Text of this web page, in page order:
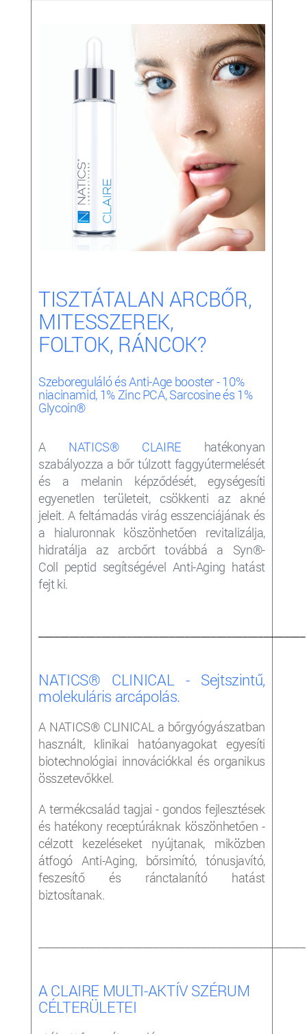
TISZTÁTALAN ARCBŐR,
MITESSZEREK,
FOLTOK, RÁNCOK?
Szeboreguláló és Anti-Age booster - 10%
niacinamid, 1% Zinc PCA, Sarcosine és 1%
Glycoin®
A NATICS® CLAIRE hatékonyan
szabályozza a bőr túlzott faggyútermelését
és a melanin képződését, egységesíti
egyenetlen területeit, csökkenti az akné
jeleit. A feltámadás virág esszenciájának és
a hialuronnak köszönhetően revitalizálja,
hidratálja az arcbőrt továbbá a Syn®-
Coll peptid segítségével Anti-Aging hatást
fejt ki.
NATICS® CLINICAL - Sejtszintű,
molekuláris arcápolás.
A NATICS® CLINICAL a bőrgyógyászatban
használt, klinikai hatóanyagokat egyesíti
biotechnológiai innovációkkal és organikus
összetevőkkel.
A termékcsalád tagjai - gondos fejlesztések
és hatékony receptúráknak köszönhetően -
célzott kezeléseket nyújtanak, miközben
átfogó Anti-Aging, bőrsimító, tónusjavító,
feszesítő és ránctalanító hatást
biztosítanak.
A CLAIRE MULTI-AKTÍV SZÉRUM
CÉLTERÜLETEI